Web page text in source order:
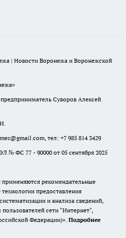
| Новости Воронежа и Воронежской
Суворов Алексей
тел: +7 985 814 3429
№ ФС 77 - 90000 от 05 сентября 2025
рекомендательные
предоставления
и анализа сведений,
сети "Интернет",
Федерации)». Подробнее